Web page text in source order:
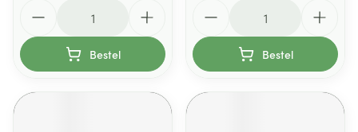
Bestel Bestel